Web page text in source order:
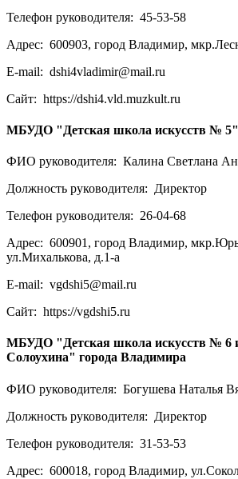
Телефон руководителя: 45-53-58
Адрес: 600903, город Владимир,
E-mail: dshi4vladimir@mail.ru
Сайт: https://dshi4.vld.muzkult.ru
МБУДО "Детская школа искусств № 5"
ФИО руководителя: Калина Светлана
Должность руководителя: Директор
Телефон руководителя: 26-04-68
Адрес: 600901, город Владимир,
ул.Михалькова, д.1-а
E-mail: vgdshi5@mail.ru
Сайт: https://vgdshi5.ru
МБУДО "Детская школа искусств № 6
Солоухина" города Владимира
ФИО руководителя: Богушева Наталья
Должность руководителя: Директор
Телефон руководителя: 31-53-53
Адрес: 600018, город Владимир,